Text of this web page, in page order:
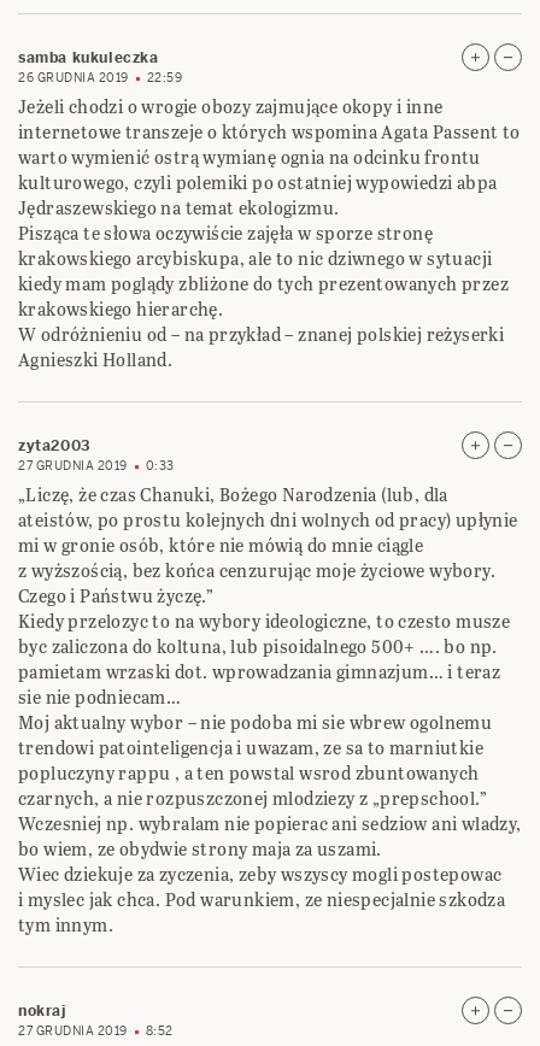
samba kukuleczka
26 GRUDNIA 2019 22:59
Jeżeli chodzi o wrogie obozy zajmujące okopy i inne
internetowe transzeje o których wspomina Agata Passent to
warto wymienić ostrą wymianę ognia na odcinku frontu
kulturowego, czyli polemiki po ostatniej wypowiedzi abpa
Jędraszewskiego na temat ekologizmu.
Pisząca te słowa oczywiście zajęła w sporze stronę
krakowskiego arcybiskupa, ale to nic dziwnego w sytuacji
kiedy mam poglądy zbliżone do tych prezentowanych przez
krakowskiego hierarchę.
W odróżnieniu od – na przykład – znanej polskiej reżyserki
Agnieszki Holland.
zyta2003
27 GRUDNIA 2019 0:33
„Liczę, że czas Chanuki, Bożego Narodzenia (lub, dla
ateistów, po prostu kolejnych dni wolnych od pracy) upłynie
mi w gronie osób, które nie mówią do mnie ciągle
z wyższością, bez końca cenzurując moje życiowe wybory.
Czego i Państwu życzę.”
Kiedy przelozyc to na wybory ideologiczne, to czesto musze
byc zaliczona do koltuna, lub pisoidalnego 500+ …. bo np.
pamietam wrzaski dot. wprowadzania gimnazjum… i teraz
sie nie podniecam…
Moj aktualny wybor – nie podoba mi sie wbrew ogolnemu
trendowi patointeligencja i uwazam, ze sa to marniutkie
popluczyny rappu , a ten powstal wsrod zbuntowanych
czarnych, a nie rozpuszczonej mlodziezy z „prepschool.”
Wczesniej np. wybralam nie popierac ani sedziow ani wladzy,
bo wiem, ze obydwie strony maja za uszami.
Wiec dziekuje za zyczenia, zeby wszyscy mogli postepowac
i myslec jak chca. Pod warunkiem, ze niespecjalnie szkodza
tym innym.
nokraj
27 GRUDNIA 2019 8:52